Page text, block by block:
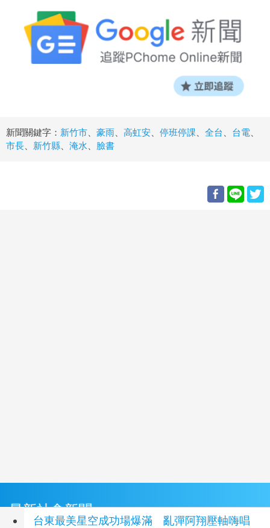
新聞關鍵字： 新竹市 豪雨 高虹安 停班停課 全台 台電
市長
新竹縣 淹水 臉書
最新社會新聞
台東最美星空成功場爆滿 亂彈阿翔壓軸嗨唱